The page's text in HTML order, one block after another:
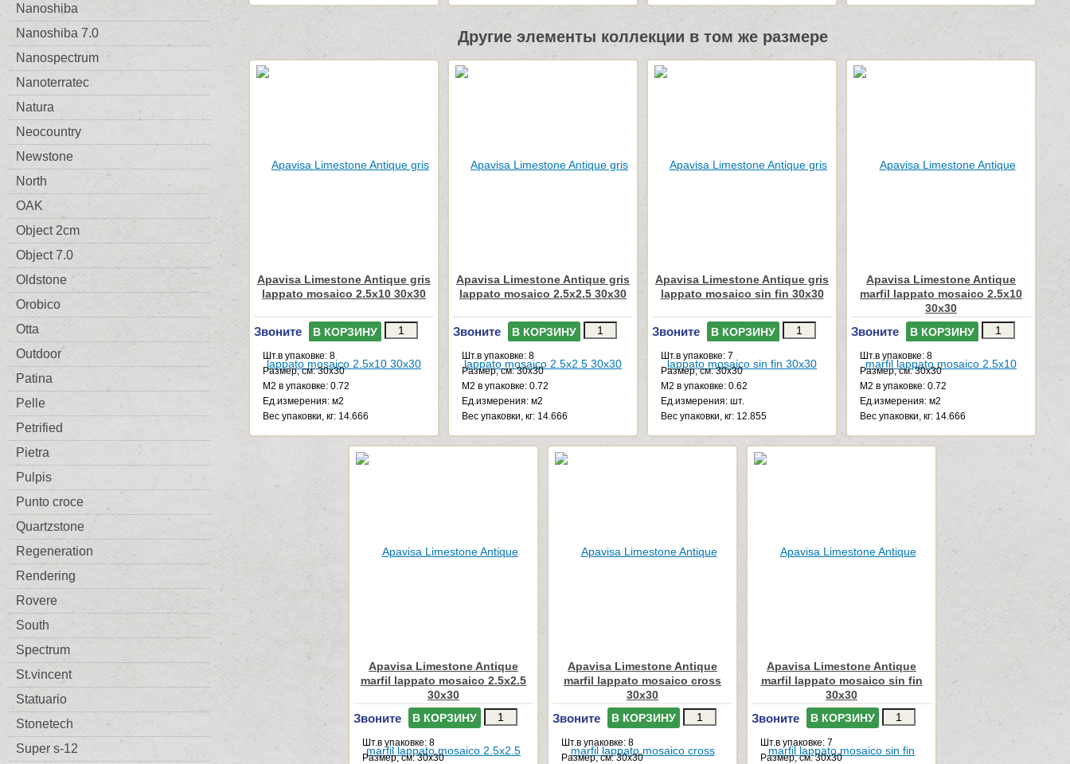
Nanoshiba
Nanoshiba 7.0
Nanospectrum
Nanoterratec
Natura
Neocountry
Newstone
North
OAK
Object 2cm
Object 7.0
Oldstone
Orobico
Otta
Outdoor
Patina
Pelle
Petrified
Pietra
Pulpis
Punto croce
Quartzstone
Regeneration
Rendering
Rovere
South
Spectrum
St.vincent
Statuario
Stonetech
Super s-12
Другие элементы коллекции в том же размере
Apavisa Limestone Antique gris
lappato mosaico 2.5x10 30x30
Звоните В КОРЗИНУ
Шт.в упаковке: 8
Размер, см: 30x30
М2 в упаковке: 0.72
Ед.измерения: м2
Веc упаковки, кг: 14.666
Apavisa Limestone Antique gris
lappato mosaico 2.5x2.5 30x30
Звоните В КОРЗИНУ
Шт.в упаковке: 8
Размер, см: 30x30
М2 в упаковке: 0.72
Ед.измерения: м2
Веc упаковки, кг: 14.666
Apavisa Limestone Antique gris
lappato mosaico sin fin 30x30
Звоните В КОРЗИНУ
Шт.в упаковке: 7
Размер, см: 30x30
М2 в упаковке: 0.62
Ед.измерения: шт.
Веc упаковки, кг: 12.855
Apavisa Limestone Antique
marfil lappato mosaico 2.5x10
30x30
Звоните В КОРЗИНУ
Шт.в упаковке: 8
Размер, см: 30x30
М2 в упаковке: 0.72
Ед.измерения: м2
Веc упаковки, кг: 14.666
Apavisa Limestone Antique
marfil lappato mosaico 2.5x2.5
30x30
Звоните В КОРЗИНУ
Шт.в упаковке: 8
Размер, см: 30x30
Apavisa Limestone Antique
marfil lappato mosaico cross
30x30
Звоните В КОРЗИНУ
Шт.в упаковке: 8
Размер, см: 30x30
Apavisa Limestone Antique
marfil lappato mosaico sin fin
30x30
Звоните В КОРЗИНУ
Шт.в упаковке: 7
Размер, см: 30x30